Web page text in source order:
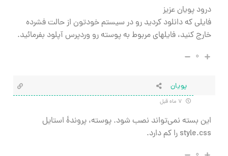
درود پویان عزیز
فایلی که دانلود کردید رو در سیستم خودتون از حالت فشرده
خارج کنید، فایلهای مربوط به پوسته رو وردپرس آپلود بفرمائید.
۰
پویان
این بسته نمی‌تواند نصب شود. پوسته، پروندهٔ استایل
style.css را کم دارد.